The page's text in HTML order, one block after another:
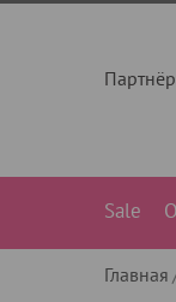
Sale
Главная